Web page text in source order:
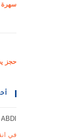
سهرة
حجز
في